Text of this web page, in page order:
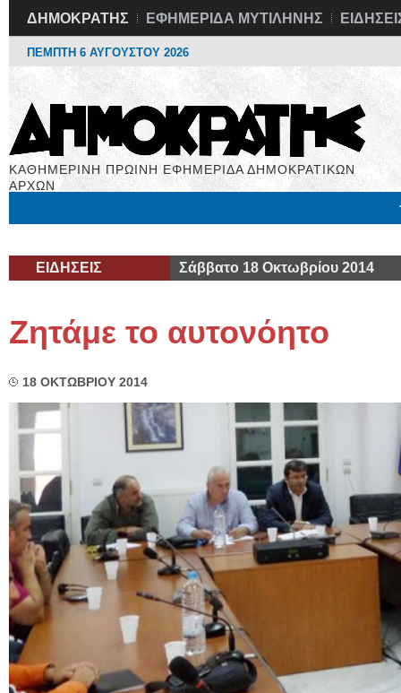
ΔΗΜΟΚΡΑΤΗΣ ΕΦΗΜΕΡΙΔΑ ΜΥΤΙΛΗΝΗΣ
ΠΕΜΠΤΗ 6 ΑΥΓΟΥΣΤΟΥ 2026
ΚΑΘΗΜΕΡΙΝΗ ΠΡΩΙΝΗ ΕΦΗΜΕΡΙΔΑ ΔΗΜΟΚΡΑΤΙΚΩΝ
ΑΡΧΩΝ
ΕΙΔΗΣΕΙΣ Σάββατο 18 Οκτωβρίου 2014
Ζητάμε το αυτονόητο
18 ΟΚΤΩΒΡΙΟΥ 2014